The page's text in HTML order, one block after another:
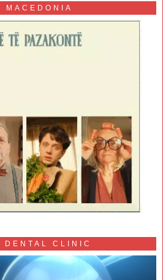
MACEDONIA
DENTAL CLINIC